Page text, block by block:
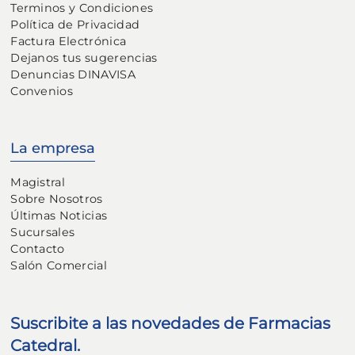
Terminos y Condiciones
Política de Privacidad
Factura Electrónica
Dejanos tus sugerencias
Denuncias DINAVISA
Convenios
La empresa
Magistral
Sobre Nosotros
Últimas Noticias
Sucursales
Contacto
Salón Comercial
Suscribite a las novedades de Farmacias
Catedral.